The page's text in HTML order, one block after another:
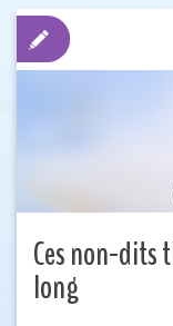
Ces non-dits
long